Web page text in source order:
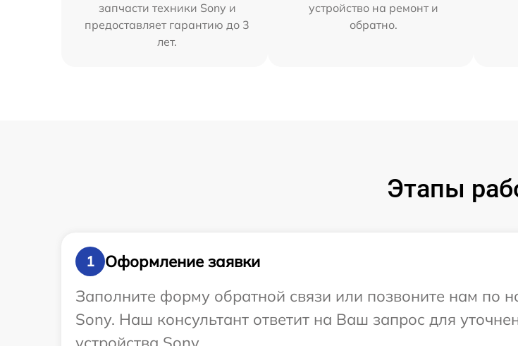
запчасти техники Sony и
предоставляет гарантию до 3
лет.
устройство на ремонт и
обратно.
Этапы
1
Оформление заявки
Заполните форму обратной связи или позвоните нам по
Sony. Наш консультант ответит на Ваш запрос для